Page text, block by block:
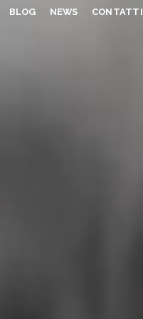
BLOG NEWS CONTATTI